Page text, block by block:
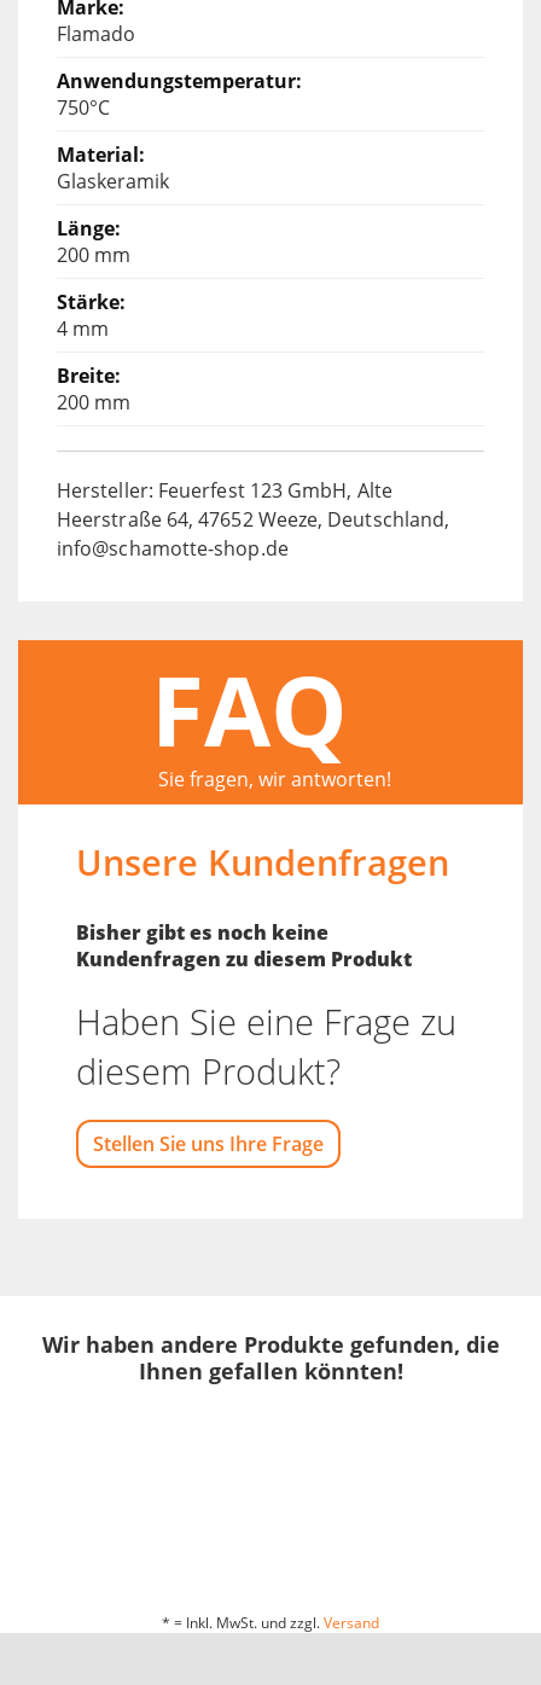
Flamado
750°C
Glaskeramik
200 mm
4 mm
200 mm
Hersteller: Feuerfest 123 GmbH, Alte
Heerstraße 64, 47652 Weeze, Deutschland,
info@schamotte-shop.de
FAQ
Sie fragen, wir antworten!
Unsere Kundenfragen
Bisher gibt es noch keine
Kundenfragen zu diesem Produkt
Haben Sie eine Frage zu
diesem Produkt?
Stellen Sie uns Ihre Frage
Wir haben andere Produkte gefunden, die
Ihnen gefallen könnten!
* = Inkl. MwSt. und zzgl.Versand